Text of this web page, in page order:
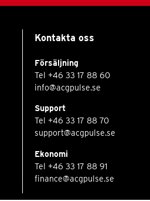
Kontakta oss
Försäljning
Tel +46 33 17 88 60
info@acgpulse.se
Support
Tel +46 33 17 88 70
support@acgpulse.se
Ekonomi
Tel +46 33 17 88 91
finance@acgpulse.se